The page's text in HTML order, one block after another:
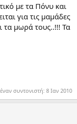
με τα Πόνυ και
για τις μαμάδες
τα μωρά τους..!!! Τα
συντονιστή: 8 Ιαν 2010